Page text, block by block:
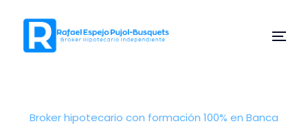
Broker hipotecario con formación 100% en Banca